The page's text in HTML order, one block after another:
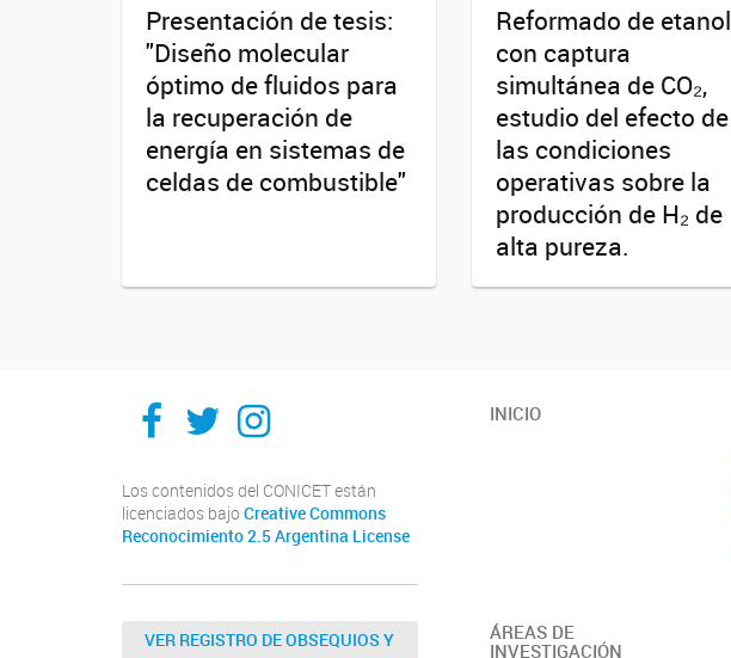
Presentación de tesis:
"Diseño molecular
óptimo de fluidos para
la recuperación de
energía en sistemas de
celdas de combustible"
Reformado de etanol
con captura
simultánea de CO₂,
estudio del efecto de
las condiciones
operativas sobre la
producción de H₂ de
alta pureza.
IthesIthesIthes
Los contenidos del CONICET están
licenciados bajo Creative Commons
Reconocimiento 2.5 Argentina License
VER REGISTRO DE OBSEQUIOS Y
INICIO
ÁREAS DE
INVESTIGACIÓN